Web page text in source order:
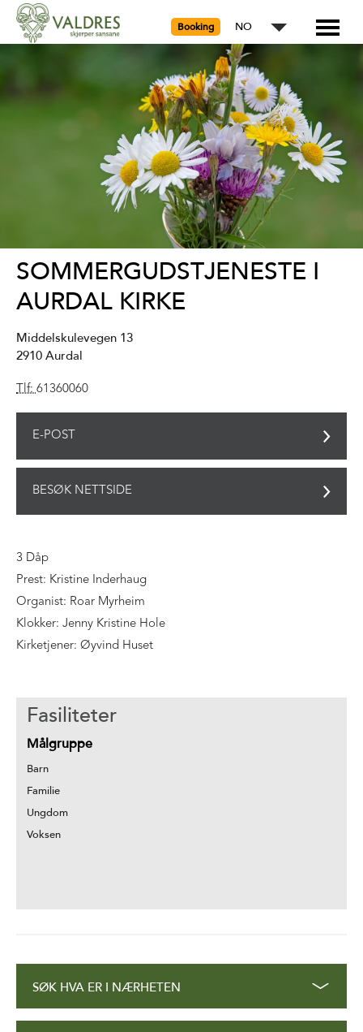
Booking NO
SOMMERGUDSTJENESTE I
AURDAL KIRKE
Middelskulevegen 13
2910 Aurdal
Tlf:61360060
E-POST
BESØK NETTSIDE
3 Dåp
Prest: Kristine Inderhaug
Organist: Roar Myrheim
Klokker: Jenny Kristine Hole
Kirketjener: Øyvind Huset
Fasiliteter
Målgruppe
Barn
Familie
Ungdom
Voksen
SØK HVA ER I NÆRHETEN